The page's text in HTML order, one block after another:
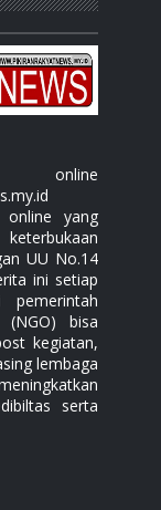
yang
UU No.14
ini setiap
bisa
kegiatan,
lembaga
serta